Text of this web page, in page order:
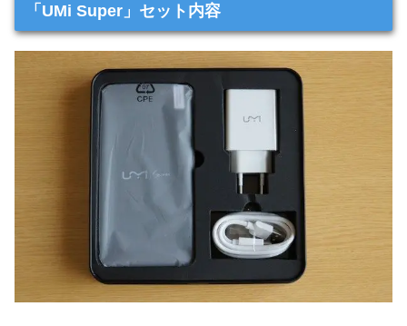
「UMi Super」セット内容